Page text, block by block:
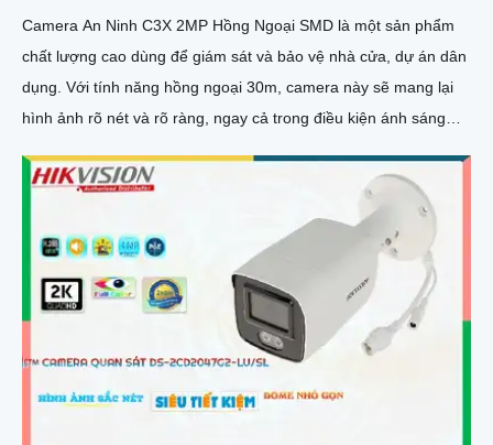
Camera An Ninh C3X 2MP Hồng Ngoại SMD là một sản phẩm
chất lượng cao dùng để giám sát và bảo vệ nhà cửa, dự án dân
dụng. Với tính năng hồng ngoại 30m, camera này sẽ mang lại
hình ảnh rõ nét và rõ ràng, ngay cả trong điều kiện ánh sáng